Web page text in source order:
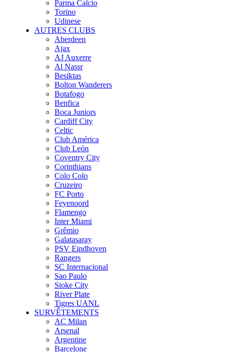
Parma Calcio
Torino
Udinese
AUTRES CLUBS
Aberdeen
Ajax
AJ Auxerre
Al Nassr
Besiktas
Bolton Wanderers
Botafogo
Benfica
Boca Juniors
Cardiff City
Celtic
Club América
Club León
Coventry City
Corinthians
Colo Colo
Cruzeiro
FC Porto
Feyenoord
Flamengo
Inter Miami
Grêmio
Galatasaray
PSV Eindhoven
Rangers
SC Internacional
Sao Paulo
Stoke City
River Plate
Tigres UANL
SURVÊTEMENTS
AC Milan
Arsenal
Argentine
Barcelone